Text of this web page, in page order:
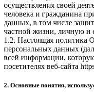
осуществления своей
человека и гражданина
данных, в том числе
частной жизни, личную и
1.2. Настоящая политика
персональных данных
всей информации,
посетителях веб-сайта
2. Основные понятия,